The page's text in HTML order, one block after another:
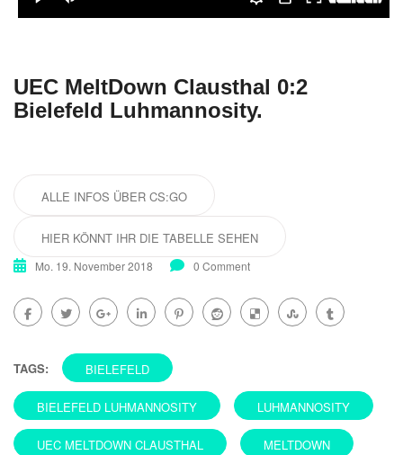
UEC MeltDown Clausthal 0:2
Bielefeld Luhmannosity.
ALLE INFOS ÜBER CS:GO
HIER KÖNNT IHR DIE TABELLE SEHEN
Mo. 19. November 2018 0 Comment
TAGS: BIELEFELD
BIELEFELD LUHMANNOSITY LUHMANNOSITY
UEC MELTDOWN CLAUSTHAL MELTDOWN